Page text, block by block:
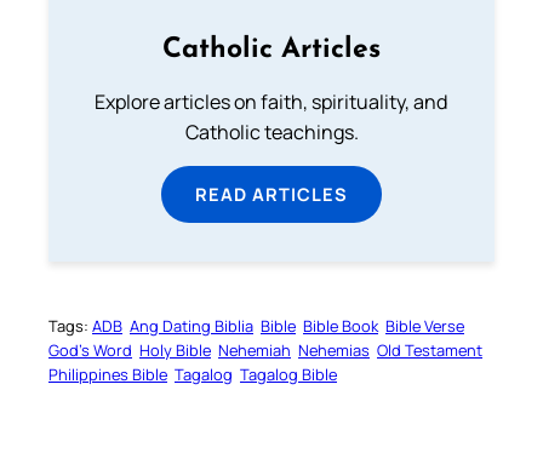
Catholic Articles
Explore articles on faith, spirituality, and
Catholic teachings.
READ ARTICLES
Tags: ADB Ang Dating Biblia Bible Bible Book Bible Verse
God’s Word Holy Bible Nehemiah Nehemias Old Testament
Philippines Bible Tagalog Tagalog Bible